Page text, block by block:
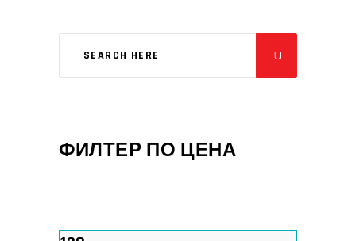
ФИЛТЕР ПО ЦЕНА